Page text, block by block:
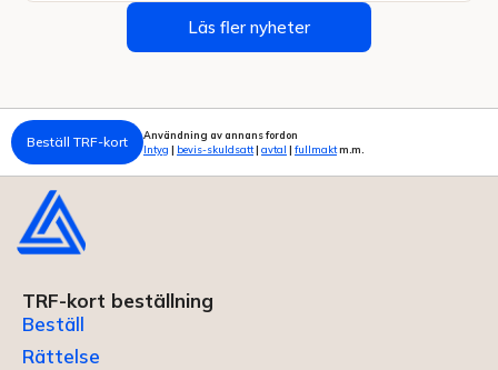
Läs fler nyheter
Beställ TRF-kort
Användning av annans fordon
Intyg | bevis-skuldsatt| avtal | fullmaktm.m.
TRF-kort beställning
Beställ
Rättelse